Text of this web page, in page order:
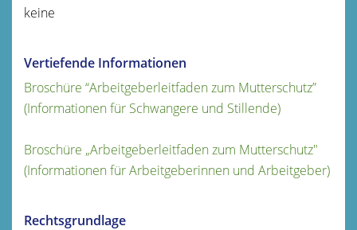
keine
Vertiefende Informationen
Broschüre “Arbeitgeberleitfaden zum Mutterschutz”
(Informationen für Schwangere und Stillende)
Broschüre „Arbeitgeberleitfaden zum Mutterschutz"
(Informationen für Arbeitgeberinnen und Arbeitgeber)
Rechtsgrundlage